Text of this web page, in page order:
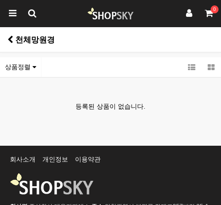
0
천체망원경
상품정렬
등록된 상품이 없습니다.
회사소개 개인정보 이용약관